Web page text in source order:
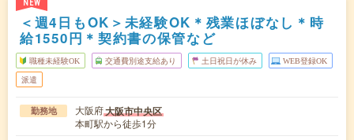
NEW
＜週4日もOK＞未経験OK＊残業ほぼなし＊時
給1550円＊契約書の保管など
職種未経験OK 交通費別途支給あり 土日祝日が休み WEB登録OK
派遣
勤務地 大阪府大阪市中央区
本町駅から徒歩1分